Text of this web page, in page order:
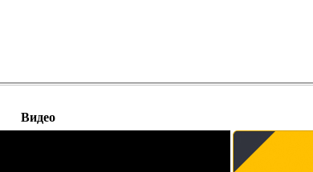
Видео